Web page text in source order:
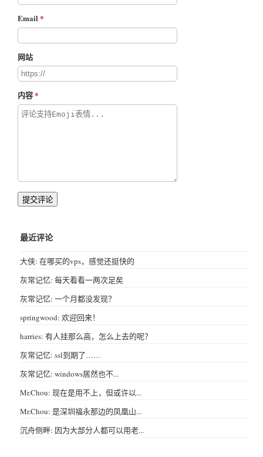
Email
网站
内容
提交评论
最近评论
大侠: 在哪买的vps，感觉还挺快的
灰常记忆: 每天看看一两次足矣
灰常记忆: 一个月都没发现？
springwood: 欢迎回来！
harries: 有人挂那么高，怎么上去的呢？
灰常记忆: ssl到期了……
灰常记忆: windows居然也不...
Mr.Chou: 现在是用不上，但或许以...
Mr.Chou: 是深圳福永那边的凤凰山...
沉舟侧畔: 因为大部分人都可以用老...